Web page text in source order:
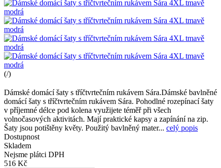
(/)
Dámské domácí šaty s tříčtvrtečním rukávem Sára.Dámské bavlněné
domácí šaty s tříčtvrtečním rukávem Sára. Pohodlné rozepínací šaty
v příjemné délce pod kolena využijete téměř při všech
volnočasových aktivitách. Mají praktické kapsy a zapínání na zip.
Šaty jsou potištěny květy. Použitý bavlněný mater... celý popis
Dostupnost
Skladem
Nejsme plátci DPH
516 Kč